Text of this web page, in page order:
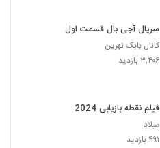
سریال آجی بال قسمت اول
کانال بابک نهرین
۳,۴۰۶ بازدید
فیلم نقطه بازیابی 2024
میلاد
۴۹۱ بازدید